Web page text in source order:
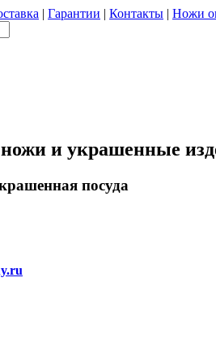
| Гарантии | Контакты | Ножи
ножи и украшенные
посуда